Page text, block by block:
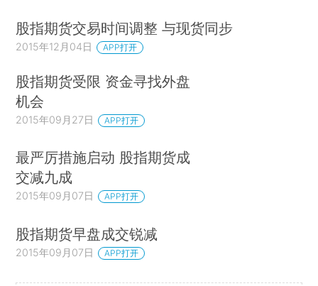
股指期货交易时间调整 与现货同步
2015年12月04日 APP打开
股指期货受限 资金寻找外盘
机会
2015年09月27日 APP打开
最严厉措施启动 股指期货成
交减九成
2015年09月07日 APP打开
股指期货早盘成交锐减
2015年09月07日 APP打开